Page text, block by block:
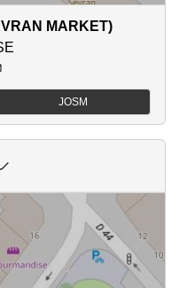
MARKET)
JOSM